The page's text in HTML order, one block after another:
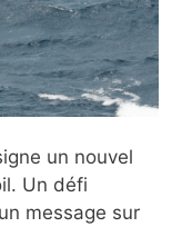
un nouvel
Un défi
message sur